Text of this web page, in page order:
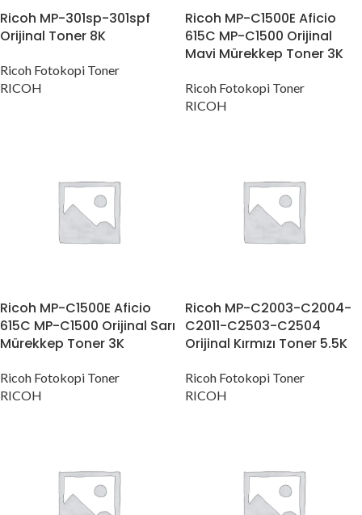
Ricoh MP-301sp-301spf
Orijinal Toner 8K
Ricoh Fotokopi Toner
RICOH
Ricoh MP-C1500E Aficio
615C MP-C1500 Orijinal
Mavi Mürekkep Toner 3K
Ricoh Fotokopi Toner
RICOH
Ricoh MP-C1500E Aficio
615C MP-C1500 Orijinal Sarı
Mürekkep Toner 3K
Ricoh Fotokopi Toner
RICOH
Ricoh MP-C2003-C2004-
C2011-C2503-C2504
Orijinal Kırmızı Toner 5.5K
Ricoh Fotokopi Toner
RICOH